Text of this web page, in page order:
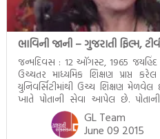
ભાવિની જાની – ગુજરાતી ફિલ્મ,
જન્મદિવસ : 12 ઑગસ્ટ, 1965 જયહિંદ
ઉચ્ચતર માધ્યમિક શિક્ષણ પ્રાપ્ત
યુનિવર્સિટીમાંથી ઉચ્ચ શિક્ષણ
ખાતે પોતાની સેવા આપેલ છે. પોતાની
વિકસાવેલ છે. ગુજરાતી ભાષાની જાણીતી
તેમણે કાકી તરીકેનો રોલ કરી ખૂબ […]
GL Team
June 09 2015